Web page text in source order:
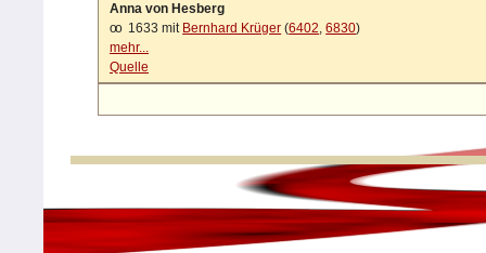
Anna von Hesberg
oo
1633 mit Bernhard Krüger (6402,6830)
mehr...
Quelle